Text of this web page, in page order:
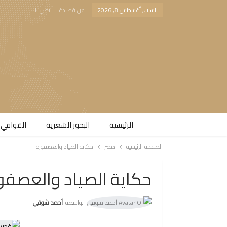
السبت, أغسطس 8, 2026 عن قصيدة اتصل بنا
الرئيسية البحور الشعرية​
الصفحة الرئيسية مصر حكاية الصياد والعصفوره
حكاية الصياد
بواسطة أحمد شوقي